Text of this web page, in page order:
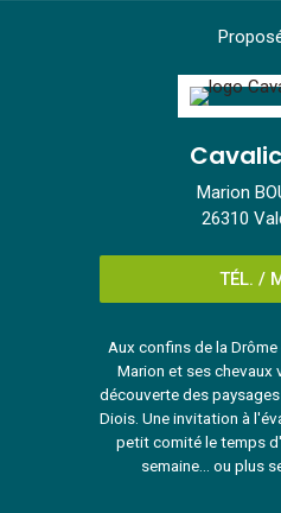
Marion
26310
TÉL. /
Aux confins de la
Marion et ses chevaux
découverte des
Diois. Une invitation à
petit comité le temps
semaine... ou plus